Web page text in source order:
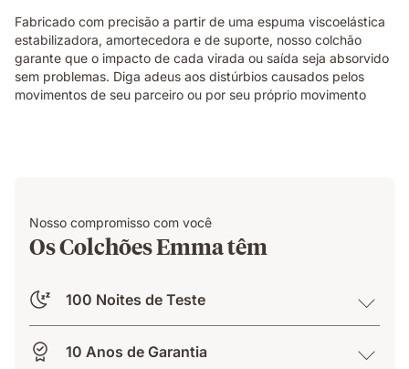
Fabricado com precisão a partir de uma espuma viscoelástica
estabilizadora, amortecedora e de suporte, nosso colchão
garante que o impacto de cada virada ou saída seja absorvido
sem problemas. Diga adeus aos distúrbios causados pelos
movimentos de seu parceiro ou por seu próprio movimento
Nosso compromisso com você
Os Colchões Emma têm
100 Noites de Teste
10 Anos de Garantia